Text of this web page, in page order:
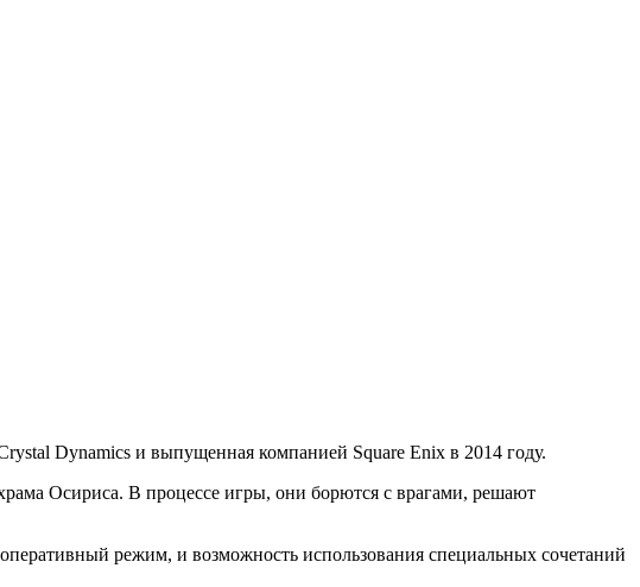
Dynamics и выпущенная компанией Square Enix в 2014 году.
Осириса. В процессе игры, они борются с врагами, решают
режим, и возможность использования специальных сочетаний